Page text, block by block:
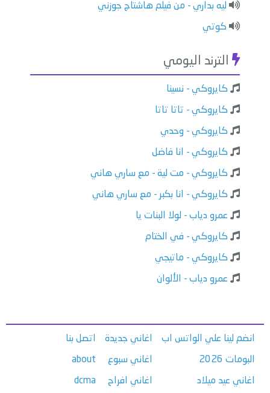
ليه بداري - من فيلم هاشتاج جوزني
كوتي
الترند اليومي
كايروكي - نسينا
كايروكي - تاتا تاتا
كايروكي - وحدي
كايروكي - انا فاضل
كايروكي - مت لية - مع ساري هاني
كايروكي - انا بكبر - مع ساري هاني
عمرو دياب - لولا البنات يا
كايروكي - في الختام
كايروكي - ماتيجي
عمرو دياب - الألوان
انضم لينا علي الواتس اب
البومات 2026
اغاني عيد ميلاد
اغاني جديدة
اغاني سبوع
اغاني افراح
اتصل بنا
about
dcma